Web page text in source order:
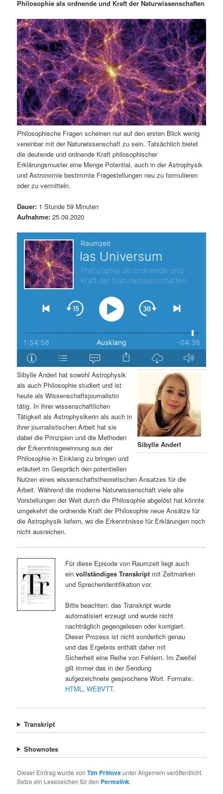
ä
r
e
n
I
n
a
t
s
p
r
g
e
n
n
d
ä
r
e
n
n
a
l
t
s
i
n
g
e
n
n
v
i
g
a
t
i
o
n
Philosophie als ordnende und Kraft der Naturwissenschaften
Philosophische Fragen scheinen nur auf den ersten Blick wenig
vereinbar mit der Naturwissenschaft zu sein. Tatsächlich bietet
die deutende und ordnende Kraft philosophischer
Erklärungsmuster eine Menge Potential, auch in der Astrophysik
und Astronomie bestimmte Fragestellungen neu zu formulieren
oder zu vermitteln.
Dauer: 1 Stunde 59 Minuten
Aufnahme: 25.09.2020
Sibylle Anderl
Sibylle Anderl hat sowohl Astrophysik
als auch Philosophie studiert und ist
heute als Wissenschaftsjournalistin
tätig. In ihrer wissenschaftlichen
Tätigkeit als Astrophysikerin als auch in
ihrer journalistischen Arbeit hat sie
dabei die Prinzipien und die Methoden
der Erkenntnisgewinnung aus der
Philosophie in Einklang zu bringen und
erläutert im Gespräch den potentiellen
Nutzen eines wissenschaftstheoretischen Ansatzes für die
Arbeit. Während die moderne Naturwissenschaft viele alte
Vorstellungen der Welt durch die Philosophie abgelöst hat könnte
umgekehrt die ordnende Kraft der Philosophie neue Ansätze für
die Astrophysik liefern, wo die Erkenntnisse für Erklärungen noch
nicht ausreichen.
Für diese Episode von Raumzeit liegt auch
ein vollständiges Transkriptmit Zeitmarken
und Sprecheridentifikation vor.
Bitte beachten: das Transkript wurde
automatisiert erzeugt und wurde nicht
nachträglich gegengelesen oder korrigiert.
Dieser Prozess ist nicht sonderlich genau
und das Ergebnis enthält daher mit
Sicherheit eine Reihe von Fehlern. Im Zweifel
gilt immer das in der Sendung
aufgezeichnete gesprochene Wort. Formate:
HTML, WEBVTT.
Transkript
Shownotes
Dieser Eintrag wurde vonTim Pritloveunter Allgemein veröffentlicht.
Setze ein Lesezeichen für den Permalink.